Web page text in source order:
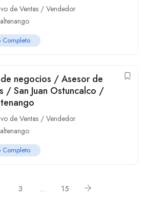
de Ventas / Vendedor
Completo
negocios / Asesor de
/ San Juan Ostuncalco /
de Ventas / Vendedor
Completo
3 … 15